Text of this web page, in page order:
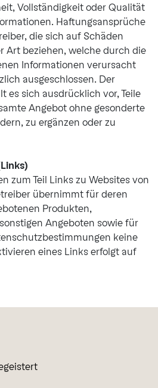
Vollständigkeit oder Qualität
Haftungsansprüche
die sich auf Schäden
Art beziehen, welche durch die
Informationen verursacht
ausgeschlossen. Der
es sich ausdrücklich vor, Teile
Angebot ohne gesonderte
zu ergänzen oder zu
zum Teil Links zu Websites von
übernimmt für deren
Produkten,
Angeboten sowie für
keine
eines Links erfolgt auf